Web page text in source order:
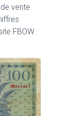
vente
FBOW.